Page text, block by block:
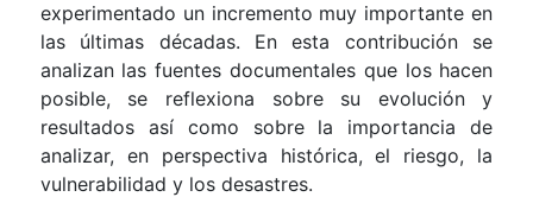
experimentado un incremento muy importante en
las últimas décadas. En esta contribución se
analizan las fuentes documentales que los hacen
posible, se reflexiona sobre su evolución y
resultados así como sobre la importancia de
analizar, en perspectiva histórica, el riesgo, la
vulnerabilidad y los desastres.